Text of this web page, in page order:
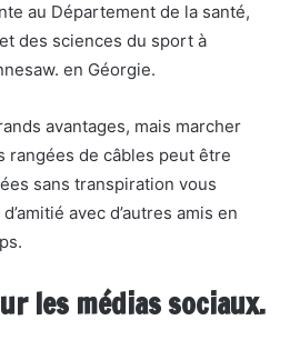
au Département de la santé,
des sciences du sport à
en Géorgie.
avantages, mais marcher
rangées de câbles peut être
sans transpiration vous
avec d’autres amis en
les médias sociaux.